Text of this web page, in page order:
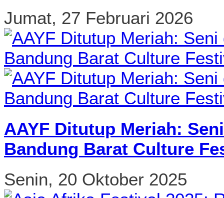
Jumat, 27 Februari 2026
AAYF Ditutup Meriah:
Bandung Barat Culture
Senin, 20 Oktober 2025